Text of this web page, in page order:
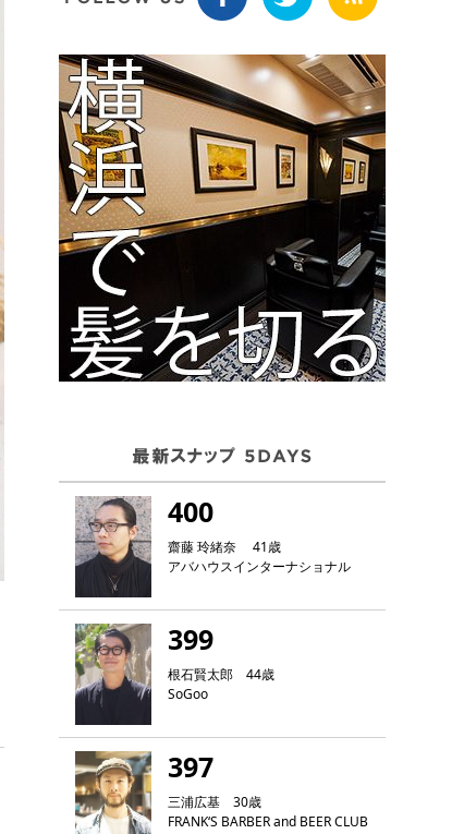
400
齋藤 玲緒奈 41歳
アバハウスインターナショナル
399
根石賢太郎 44歳
SoGoo
397
三浦広基 30歳
FRANK‘S BARBER and BEER CLUB